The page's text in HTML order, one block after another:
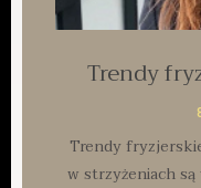
Trendy
Trendy
w strzyżeniach